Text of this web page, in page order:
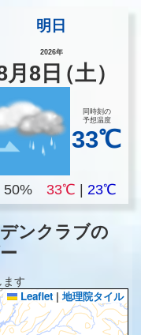
明日
2026年
月8 日（土）
同時刻の
予想温度
33℃
50%33℃ |23℃
ンクラブの
ます
Leaflet | 地理院タイル